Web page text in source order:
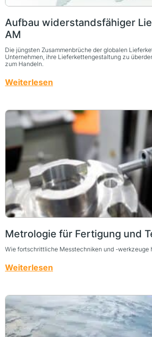
Aufbau widerstandsfähiger
AM
Die jüngsten Zusammenbrüche der globalen
Unternehmen, ihre Lieferkettengestaltung zu
zum Handeln.
Weiterlesen
Metrologie für Fertigung und
Wie fortschrittliche Messtechniken und -werkzeuge
Weiterlesen